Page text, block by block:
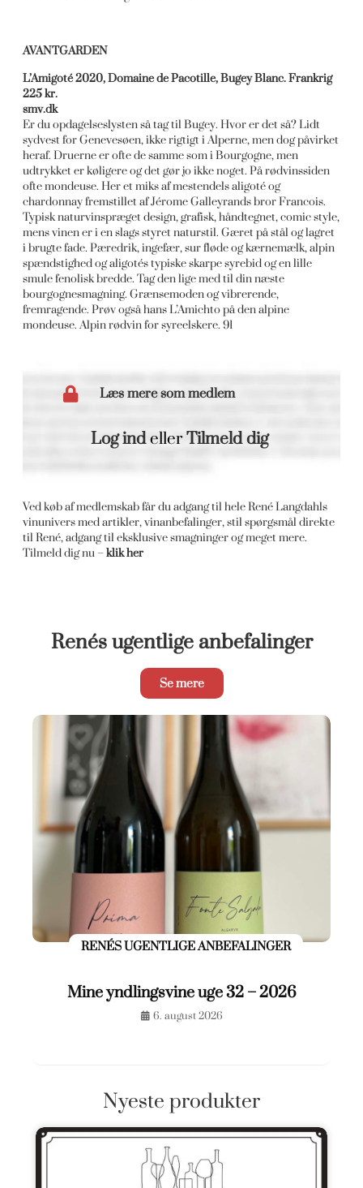
AVANTGARDEN
L’Amigoté 2020, Domaine de Pacotille, Bugey Blanc. Frankrig
225 kr.
smv.dk
Er du opdagelseslysten så tag til Bugey. Hvor er det så? Lidt
sydvest for Genevesøen, ikke rigtigt i Alperne, men dog påvirket
heraf. Druerne er ofte de samme som i Bourgogne, men
udtrykket er køligere og det gør jo ikke noget. På rødvinssiden
ofte mondeuse. Her et miks af mestendels aligoté og
chardonnay fremstillet af Jérome Galleyrands bror Francois.
Typisk naturvinspræget design, grafisk, håndtegnet, comic style,
mens vinen er i en slags styret naturstil. Gæret på stål og lagret
i brugte fade. Pæredrik, ingefær, sur fløde og kærnemælk, alpin
spændstighed og aligotés typiske skarpe syrebid og en lille
smule fenolisk bredde. Tag den lige med til din næste
bourgognesmagning. Grænsemoden og vibrerende,
fremragende. Prøv også hans L’Amichto på den alpine
mondeuse. Alpin rødvin for syreelskere. 91
Læs mere som medlem
Log indellerTilmeld dig
Ved køb af medlemskab får du adgang til hele René Langdahls
vinunivers med artikler, vinanbefalinger, stil spørgsmål direkte
til René, adgang til eksklusive smagninger og meget mere.
Tilmeld dig nu –klik her
Renés ugentlige anbefalinger
Se mere
RENÉS UGENTLIGE ANBEFALINGER
Mine yndlingsvine uge 32 – 2026
6. august 2026
Nyeste produkter